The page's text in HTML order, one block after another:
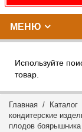
МЕНЮ
Используйте
товар.
Главная / Каталог
кондитерские
плодов